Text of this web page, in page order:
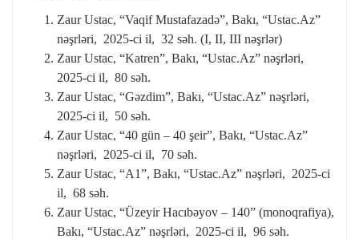
Zaur Ustac, “Vaqif Mustafazadə”, Bakı, “Ustac.Az”
nəşrləri, 2025-ci il, 32 səh. (I, II, III nəşrlər)
Zaur Ustac, “Katren”, Bakı, “Ustac.Az” nəşrləri,
2025-ci il, 80 səh.
Zaur Ustac, “Gəzdim”, Bakı, “Ustac.Az” nəşrləri,
2025-ci il, 50 səh.
Zaur Ustac, “40 gün – 40 şeir”, Bakı, “Ustac.Az”
nəşrləri, 2025-ci il, 70 səh.
Zaur Ustac, “A1”, Bakı, “Ustac.Az” nəşrləri, 2025-ci
il, 68 səh.
Zaur Ustac, “Üzeyir Hacıbəyov – 140” (monoqrafiya),
Bakı, “Ustac.Az” nəşrləri, 2025-ci il, 96 səh.